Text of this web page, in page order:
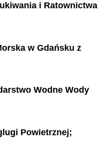
i Ratownictwa
w Gdańsku z
Wodne Wody
Powietrznej;